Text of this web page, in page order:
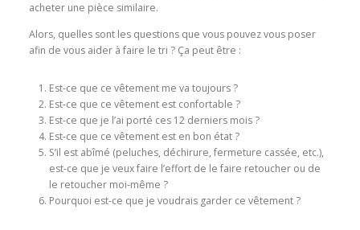
acheter une pièce similaire.
Alors, quelles sont les questions que vous pouvez vous poser
afin de vous aider à faire le tri ? Ça peut être :
Est-ce que ce vêtement me va toujours ?
Est-ce que ce vêtement est confortable ?
Est-ce que je l’ai porté ces 12 derniers mois ?
Est-ce que ce vêtement est en bon état ?
S’il est abîmé (peluches, déchirure, fermeture cassée, etc.),
est-ce que je veux faire l’effort de le faire retoucher ou de
le retoucher moi-même ?
Pourquoi est-ce que je voudrais garder ce vêtement ?